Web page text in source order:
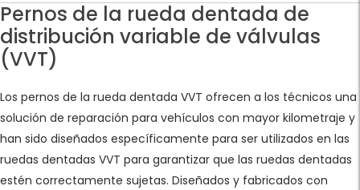
Pernos de la rueda dentada de
distribución variable de válvulas
(VVT)
Los pernos de la rueda dentada VVT ofrecen a los técnicos una
solución de reparación para vehículos con mayor kilometraje y
han sido diseñados específicamente para ser utilizados en las
ruedas dentadas VVT para garantizar que las ruedas dentadas
estén correctamente sujetas. Diseñados y fabricados con